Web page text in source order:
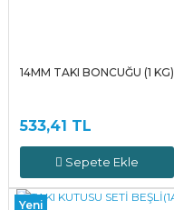
14MM TAKI BONCUĞU (1 KG)
533,41 TL
Sepete Ekle
Yeni